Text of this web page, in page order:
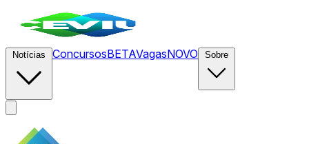
ConcursosBETAVagasNOVO